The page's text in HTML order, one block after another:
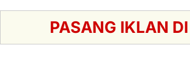
PASANG IKLAN